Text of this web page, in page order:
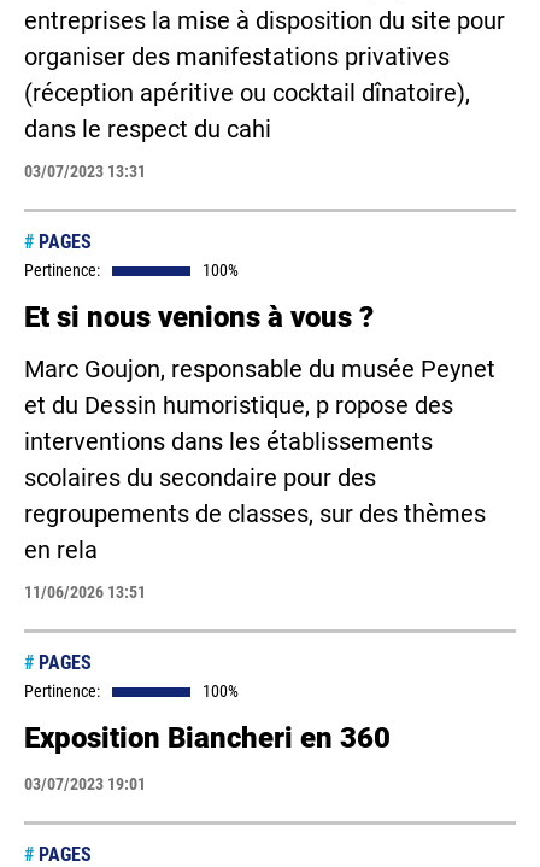
entreprises la mise à disposition du site pour
organiser des manifestations privatives
(réception apéritive ou cocktail dînatoire),
dans le respect du cahi
03/07/2023 13:31
# PAGES
Pertinence: 100%
Et si nous venions à vous ?
Marc Goujon, responsable du musée Peynet
et du Dessin humoristique, p ropose des
interventions dans les établissements
scolaires du secondaire pour des
regroupements de classes, sur des thèmes
en rela
11/06/2026 13:51
# PAGES
Pertinence: 100%
Exposition Biancheri en 360
03/07/2023 19:01
# PAGES